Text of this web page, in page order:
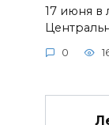
17 июня в
0